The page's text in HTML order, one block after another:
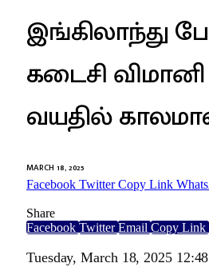
இங்கிலாந்து
கடைசி விமானி
வயதில்
MARCH 18, 2025
Facebook Twitter Copy Link
Share
Facebook Twitter Email Copy Link
Tuesday, March 18, 2025